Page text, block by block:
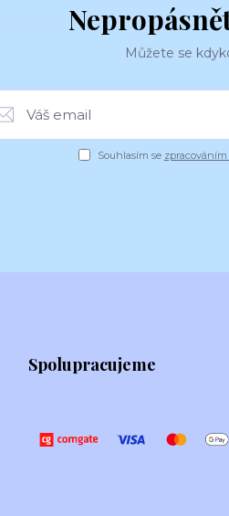
Můžete se
Souhlasím se
Spolupracujeme